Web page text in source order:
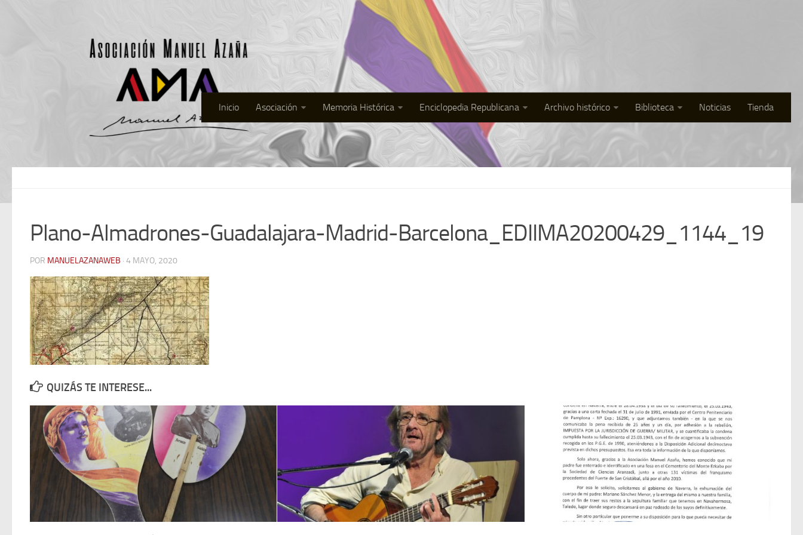
Inicio Asociación Memoria Histórica Enciclopedia Republicana Archivo histórico Biblioteca Noticias Tienda
Plano-Almadrones-Guadalajara-Madrid-Barcelona_EDIIMA20200429_1144_19
POR MANUELAZANAWEB · 4 MAYO, 2020
QUIZÁS TE INTERESE...